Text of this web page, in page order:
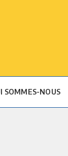
SOMMES-NOUS